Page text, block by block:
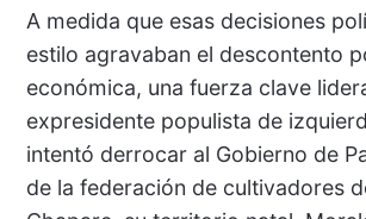
A medida que esas decisiones
estilo agravaban el descontento
económica, una fuerza clave
expresidente populista de
intentó derrocar al Gobierno de
de la federación de cultivadores